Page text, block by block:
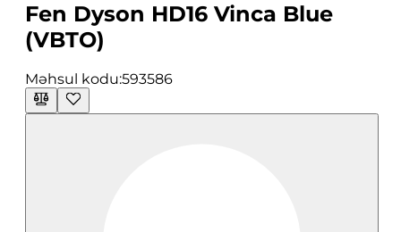
Fen Dyson HD16 Vinca Blue
(VBTO)
Məhsul kodu:593586